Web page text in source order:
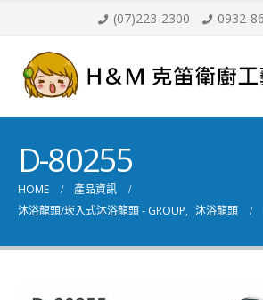
(07)223-2300 0932-
D-80255
HOME
產品資訊
沐浴龍頭/崁入式沐浴龍頭 - GROUP, 沐浴龍頭